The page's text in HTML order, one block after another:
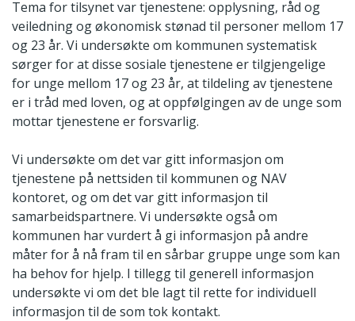
Tema for tilsynet var tjenestene: opplysning, råd og
veiledning og økonomisk stønad til personer mellom 17
og 23 år. Vi undersøkte om kommunen systematisk
sørger for at disse sosiale tjenestene er tilgjengelige
for unge mellom 17 og 23 år, at tildeling av tjenestene
er i tråd med loven, og at oppfølgingen av de unge som
mottar tjenestene er forsvarlig.
Vi undersøkte om det var gitt informasjon om
tjenestene på nettsiden til kommunen og NAV
kontoret, og om det var gitt informasjon til
samarbeidspartnere. Vi undersøkte også om
kommunen har vurdert å gi informasjon på andre
måter for å nå fram til en sårbar gruppe unge som kan
ha behov for hjelp. I tillegg til generell informasjon
undersøkte vi om det ble lagt til rette for individuell
informasjon til de som tok kontakt.